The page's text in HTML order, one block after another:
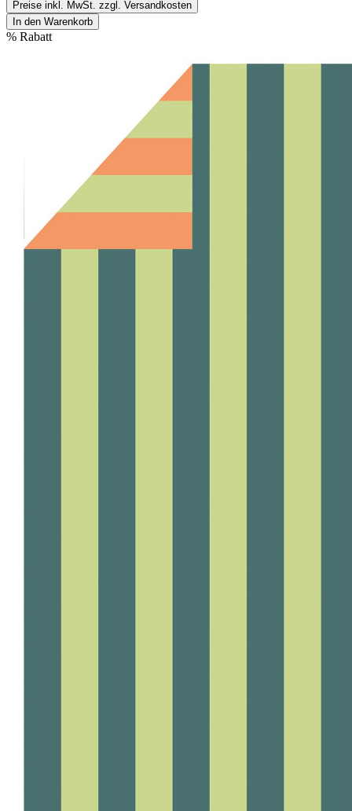
Preise inkl. MwSt. zzgl. Versandkosten
In den Warenkorb
% Rabatt